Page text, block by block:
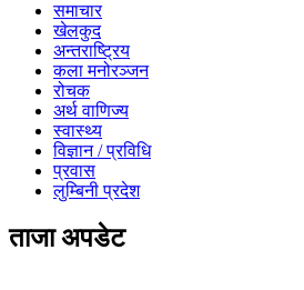
समाचार
खेलकुद
अन्तराष्ट्रिय
कला मनोरञ्जन
रोचक
अर्थ वाणिज्य
स्वास्थ्य
विज्ञान / प्रविधि
प्रवास
लुम्बिनी प्रदेश
ताजा अपडेट